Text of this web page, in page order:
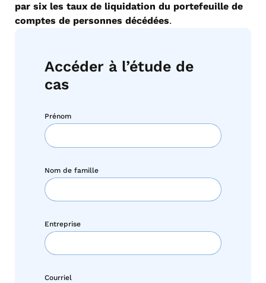
par six les taux de liquidation du portefeuille de
comptes de personnes décédées.
Accéder à l’étude de
cas
Prénom
Nom de famille
Entreprise
Courriel